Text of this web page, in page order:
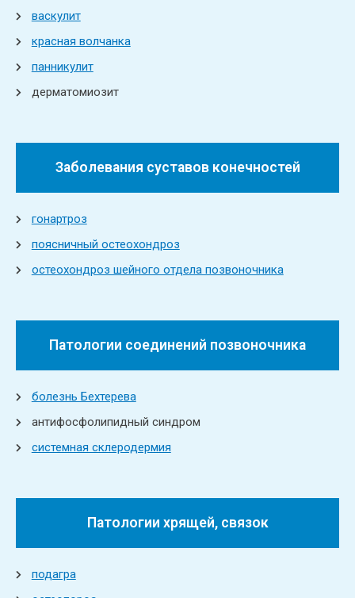
васкулит
красная волчанка
панникулит
дерматомиозит
Заболевания суставов конечностей
гонартроз
поясничный остеохондроз
остеохондроз шейного отдела позвоночника
Патологии соединений позвоночника
болезнь Бехтерева
антифосфолипидный синдром
системная склеродермия
Патологии хрящей, связок
подагра